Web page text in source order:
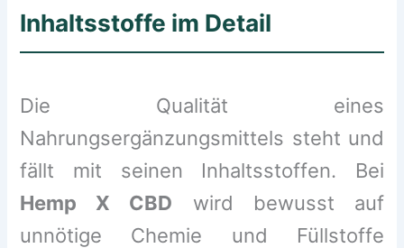
Inhaltsstoffe im Detail
Die Qualität eines
Nahrungsergänzungsmittels steht und
fällt mit seinen Inhaltsstoffen. Bei
Hemp X CBD wird bewusst auf
unnötige Chemie und Füllstoffe